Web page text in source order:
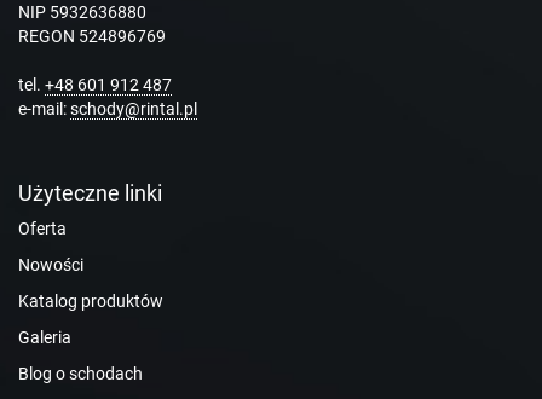
NIP 5932636880
REGON 524896769
tel. +48 601 912 487
e-mail:schody@rintal.pl
Użyteczne linki
Oferta
Nowości
Katalog produktów
Galeria
Blog o schodach